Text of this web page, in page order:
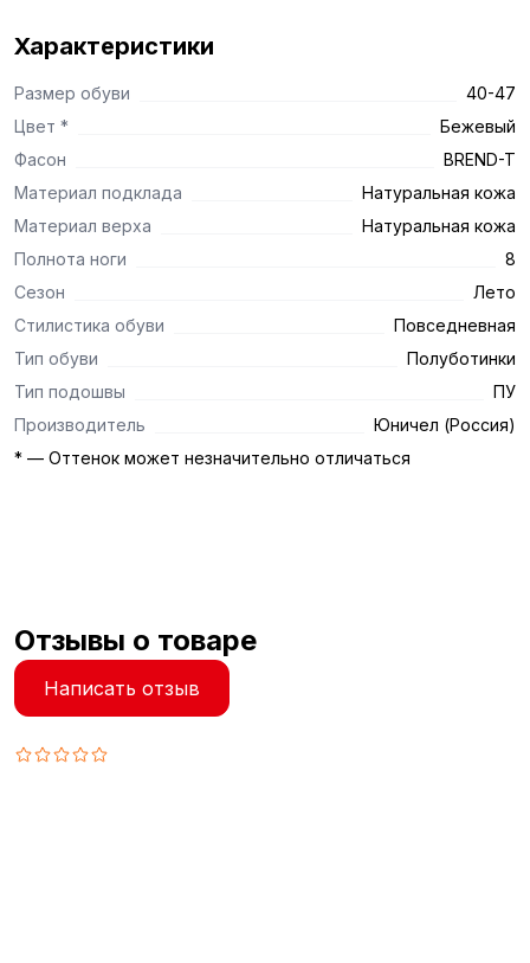
Характеристики
Размер обуви
40-47
Цвет *
Бежевый
Фасон
BREND-T
Материал подклада
Натуральная кожа
Материал верха
Натуральная кожа
Полнота ноги
8
Сезон
Лето
Стилистика обуви
Повседневная
Тип обуви
Полуботинки
Тип подошвы
ПУ
Производитель
Юничел (Россия)
* — Оттенок может незначительно отличаться
Отзывы о товаре
Написать отзыв